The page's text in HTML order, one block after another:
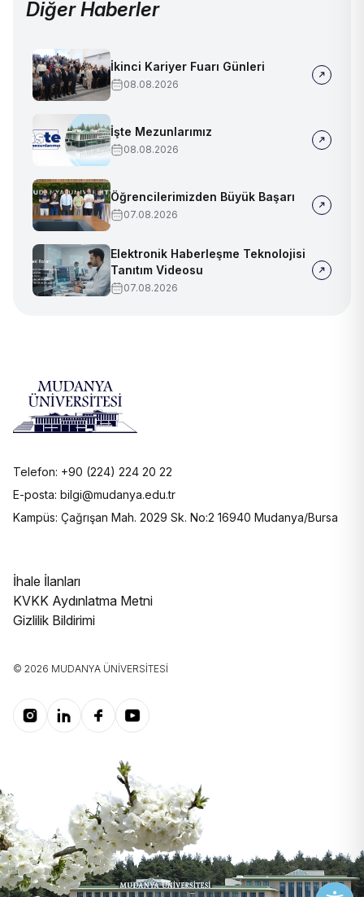
Diğer Haberler
İkinci Kariyer Fuarı Günleri
08.08.2026
İşte Mezunlarımız
08.08.2026
Öğrencilerimizden Büyük Başarı
07.08.2026
Elektronik Haberleşme Teknolojisi
Tanıtım Videosu
07.08.2026
Telefon: +90 (224) 224 20 22
E-posta: bilgi@mudanya.edu.tr
Kampüs: Çağrışan Mah. 2029 Sk. No:2 16940 Mudanya/Bursa
İhale İlanları
KVKK Aydınlatma Metni
Gizlilik Bildirimi
© 2026 MUDANYA ÜNIVERSITESI